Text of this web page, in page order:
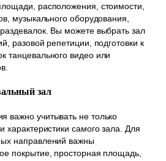
расположения, стоимости,
музыкального оборудования,
Вы можете выбрать зал
разовой репетиции, подготовки к
танцевального видео или
зал
важно учитывать не только
характеристики самого зала. Для
направлений важны
покрытие, просторная площадь,